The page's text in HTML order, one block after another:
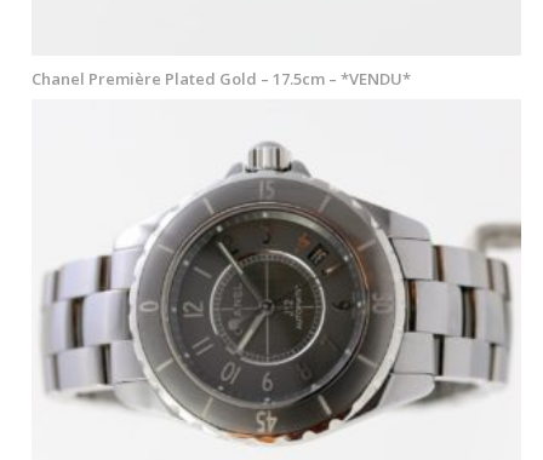
Chanel Première Plated Gold – 17.5cm – *VENDU*